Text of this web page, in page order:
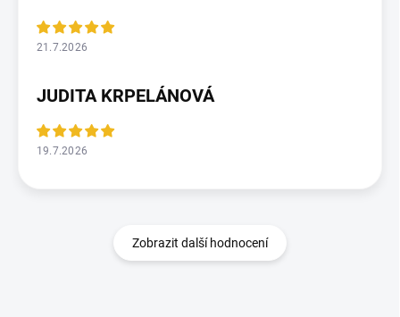
21.7.2026
JUDITA KRPELÁNOVÁ
19.7.2026
Zobrazit další hodnocení